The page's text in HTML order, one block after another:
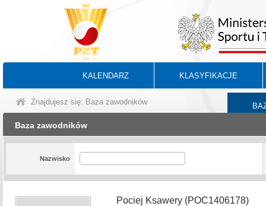
KALENDARZ KLASYFIKACJE
Znajdujesz się: Baza zawodników
Baza zawodników
Nazwisko
Pociej Ksawery (POC1406178)